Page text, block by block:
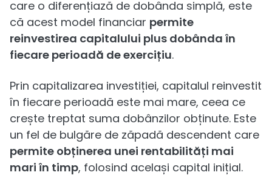
care o diferențiază de dobânda simplă, este
că acest model financiar permite
reinvestirea capitalului plus dobânda în
fiecare perioadă de exercițiu.
Prin capitalizarea investiției, capitalul reinvestit
în fiecare perioadă este mai mare, ceea ce
crește treptat suma dobânzilor obținute. Este
un fel de bulgăre de zăpadă descendent care
permite obținerea unei rentabilități mai
mari în timp, folosind același capital inițial.